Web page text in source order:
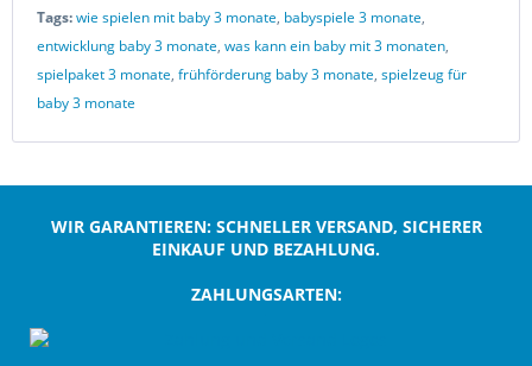
Tags:wie spielen mit baby 3 monate, babyspiele 3 monate,
entwicklung baby 3 monate, was kann ein baby mit 3 monaten,
spielpaket 3 monate, frühförderung baby 3 monate, spielzeug für
baby 3 monate
WIR GARANTIEREN: SCHNELLER VERSAND, SICHERER
EINKAUF UND BEZAHLUNG.
ZAHLUNGSARTEN: